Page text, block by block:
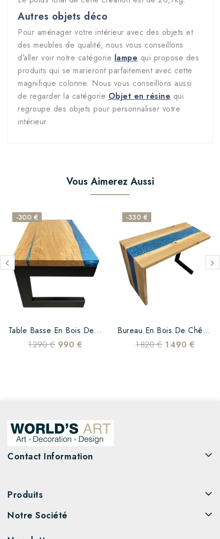
Autres objets déco
Pour aménager votre intérieur avec des objets et
des meubles de qualité, nous vous conseillons
d’aller voir notre catégorie lampe qui propose des
produits qui se marieront parfaitement avec cette
magnifique colonne. Nous vous conseillons aussi
de regarder la catégorie Objet en résine qui
regroupe des objets pour personnaliser votre
intérieur.
Vous Aimerez Aussi
Table Basse En Bois De...
1 290 €
-300 €
990 €
Bureau En Bois De Chêne Et...
1 820 €
-330 €
1 490 €
Contact Information
Produits
Notre Société